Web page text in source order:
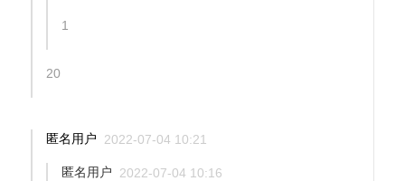
1
20
匿名用户 2022-07-04 10:21
匿名用户 2022-07-04 10:16